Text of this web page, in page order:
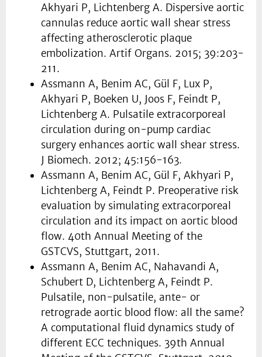
Akhyari P, Lichtenberg A. Dispersive aortic
cannulas reduce aortic wall shear stress
affecting atherosclerotic plaque
embolization. Artif Organs. 2015; 39:203-
211.
Assmann A, Benim AC, Gül F, Lux P,
Akhyari P, Boeken U, Joos F, Feindt P,
Lichtenberg A. Pulsatile extracorporeal
circulation during on-pump cardiac
surgery enhances aortic wall shear stress.
J Biomech. 2012; 45:156-163.
Assmann A, Benim AC, Gül F, Akhyari P,
Lichtenberg A, Feindt P. Preoperative risk
evaluation by simulating extracorporeal
circulation and its impact on aortic blood
flow. 40th Annual Meeting of the
GSTCVS, Stuttgart, 2011.
Assmann A, Benim AC, Nahavandi A,
Schubert D, Lichtenberg A, Feindt P.
Pulsatile, non-pulsatile, ante- or
retrograde aortic blood flow: all the same?
A computational fluid dynamics study of
different ECC techniques. 39th Annual